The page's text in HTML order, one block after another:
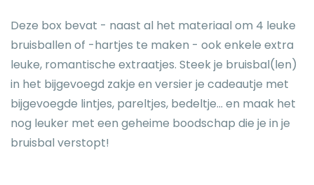
Deze box bevat - naast al het materiaal om 4 leuke
bruisballen of -hartjes te maken - ook enkele extra
leuke, romantische extraatjes. Steek je bruisbal(len)
in het bijgevoegd zakje en versier je cadeautje met
bijgevoegde lintjes, pareltjes, bedeltje... en maak het
nog leuker met een geheime boodschap die je in je
bruisbal verstopt!